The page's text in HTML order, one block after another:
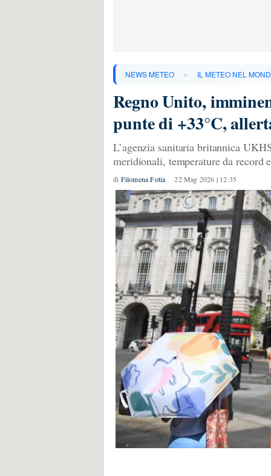
NEWS METEO » IL METEO NEL
Regno Unito,
punte di +33°C,
L’agenzia sanitaria britannica
meridionali, temperature da record
di Filomena Fotia 22 Mag 2026 | 12:35